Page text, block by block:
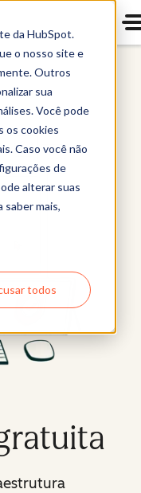
da HubSpot.
o nosso site e
Outros
sua
Você pode
os cookies
Caso você não
de
alterar suas
saber mais,
todos